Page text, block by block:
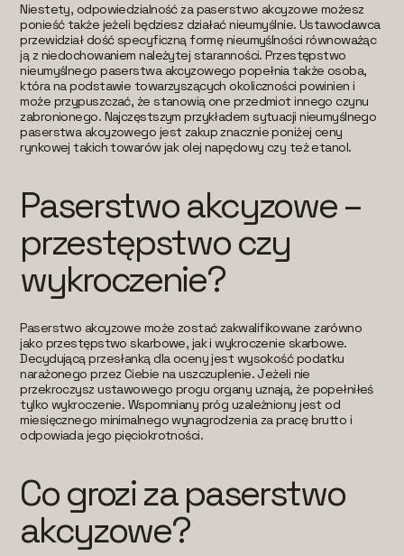
Niestety, odpowiedzialność za paserstwo akcyzowe możesz
ponieść także jeżeli będziesz działać nieumyślnie. Ustawodawca
przewidział dość specyficzną formę nieumyślności równoważąc
ją z niedochowaniem należytej staranności. Przestępstwo
nieumyślnego paserstwa akcyzowego popełnia także osoba,
która na podstawie towarzyszących okoliczności powinien i
może przypuszczać, że stanowią one przedmiot innego czynu
zabronionego. Najczęstszym przykładem sytuacji nieumyślnego
paserstwa akcyzowego jest zakup znacznie poniżej ceny
rynkowej takich towarów jak olej napędowy czy też etanol.
Paserstwo akcyzowe –
przestępstwo czy
wykroczenie?
Paserstwo akcyzowe może zostać zakwalifikowane zarówno
jako przestępstwo skarbowe, jak i wykroczenie skarbowe.
Decydującą przesłanką dla oceny jest wysokość podatku
narażonego przez Ciebie na uszczuplenie. Jeżeli nie
przekroczysz ustawowego progu organy uznają, że popełniłeś
tylko wykroczenie. Wspomniany próg uzależniony jest od
miesięcznego minimalnego wynagrodzenia za pracę brutto i
odpowiada jego pięciokrotności.
Co grozi za paserstwo
akcyzowe?